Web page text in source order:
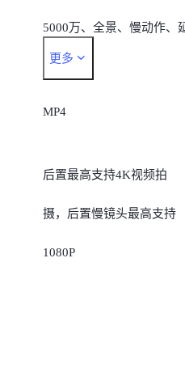
5000万、全景、慢动作、
时摄影、时光慢门、超级
亮、专业、专业录像、微
更多
MP4
后置最高支持4K视频拍
摄，后置慢镜头最高支持
1080P